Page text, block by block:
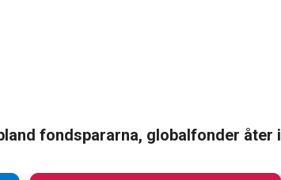
fondspararna, globalfonder åter i